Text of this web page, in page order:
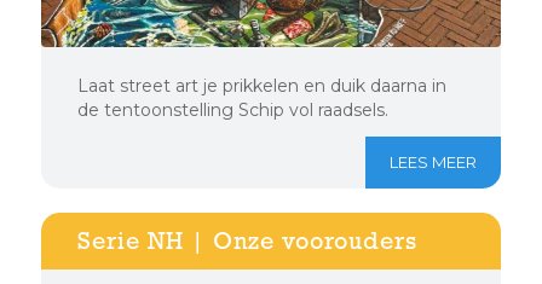
Laat street art je prikkelen en duik daarna in
de tentoonstelling Schip vol raadsels.
LEES MEER
Serie NH | Onze voorouders